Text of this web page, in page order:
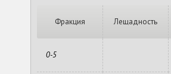
Фракция Лещадность
0-5